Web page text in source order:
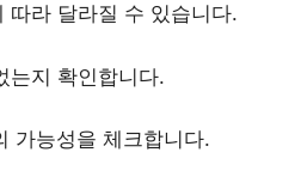
따라 달라질 수 있습니다.
는지 확인합니다.
가능성을 체크합니다.